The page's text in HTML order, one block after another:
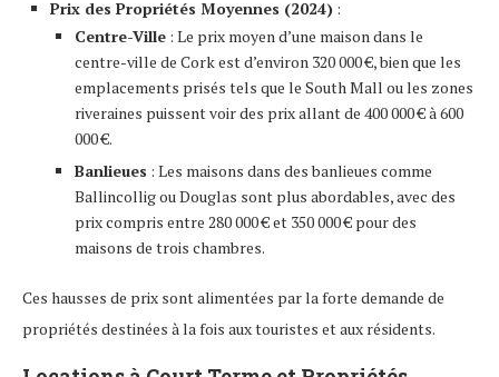
Prix des Propriétés Moyennes (2024) :
Centre-Ville : Le prix moyen d’une maison dans le
centre-ville de Cork est d’environ 320 000 €, bien que les
emplacements prisés tels que le South Mall ou les zones
riveraines puissent voir des prix allant de 400 000 € à 600
000 €.
Banlieues : Les maisons dans des banlieues comme
Ballincollig ou Douglas sont plus abordables, avec des
prix compris entre 280 000 € et 350 000 € pour des
maisons de trois chambres.
Ces hausses de prix sont alimentées par la forte demande de
propriétés destinées à la fois aux touristes et aux résidents.